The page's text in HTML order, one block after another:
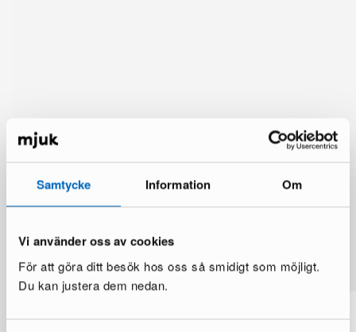
Samtycke Information Om
Vi använder oss av cookies
För att göra ditt besök hos oss så smidigt som möjligt.
Du kan justera dem nedan.
Katso lisää >